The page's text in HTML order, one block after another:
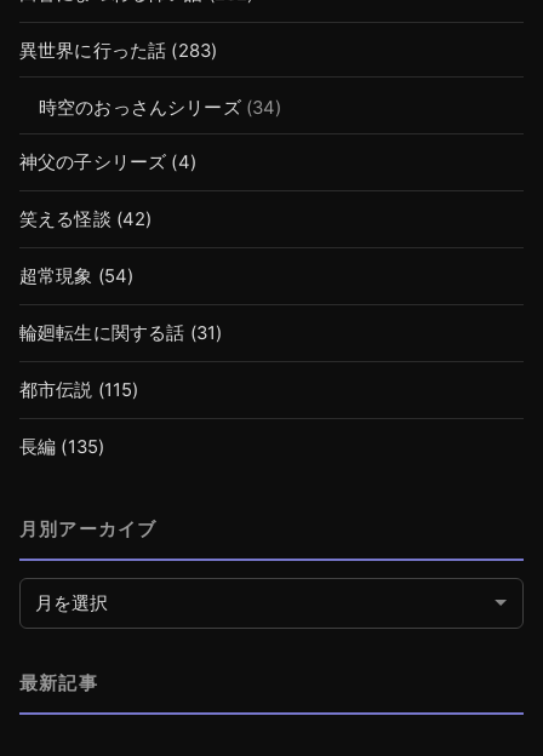
異世界に行った話 (283)
時空のおっさんシリーズ(34)
神父の子シリーズ (4)
笑える怪談 (42)
超常現象 (54)
輪廻転生に関する話 (31)
都市伝説 (115)
長編 (135)
月別アーカイブ
月別アーカイブ
最新記事